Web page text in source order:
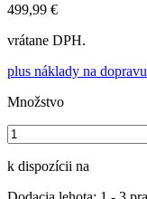
499,99 €
vrátane DPH.
plus náklady na dopravu
Množstvo
k dispozícii na